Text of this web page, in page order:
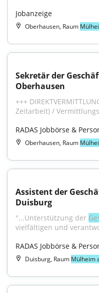
Jobanzeige
Oberhausen, Raum
Sekretär der
Oberhausen
+++
Zeitarbeit) /
RADAS Jobbörse &
Oberhausen, Raum
Assistent der
Duisburg
"...Unterstützung der
vielfältigen und
RADAS Jobbörse &
Duisburg, Raum Mülheim